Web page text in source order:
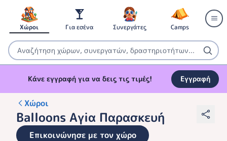
Χώροι Για εσένα Συνεργάτες Camps
Κάνε εγγραφή για να δεις τις τιμές! Εγγραφή
Χώροι
Balloons Αγiα Παρασκευή
Επικοινώνησε με τον χώρο